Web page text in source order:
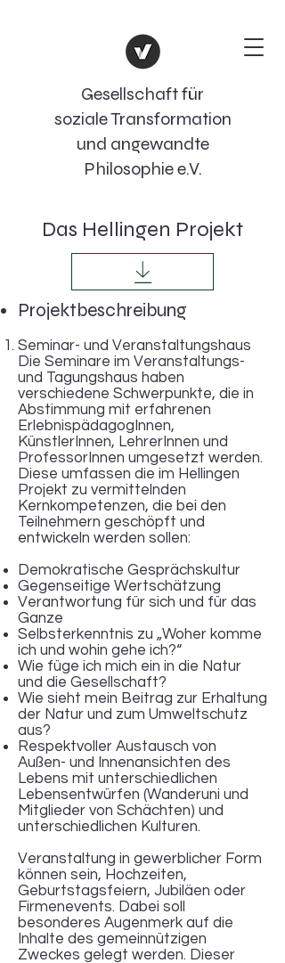
Gesellschaft für
soziale Transformation
und angewandte
Philosophie e.V.
Projektbeschreibung
Seminar- und Veranstaltungshaus
Die Seminare im Veranstaltungs-
und Tagungshaus haben
verschiedene Schwerpunkte, die in
Abstimmung mit erfahrenen
ErlebnispädagogInnen,
KünstlerInnen, LehrerInnen und
ProfessorInnen umgesetzt werden.
Diese umfassen die im Hellingen
Projekt zu vermittelnden
Kernkompetenzen, die bei den
Teilnehmern geschöpft und
entwickeln werden sollen:
Demokratische Gesprächskultur
Gegenseitige Wertschätzung
Verantwortung für sich und für das
Ganze
Selbsterkenntnis zu „Woher komme
ich und wohin gehe ich?“
Wie füge ich mich ein in die Natur
und die Gesellschaft?
Wie sieht mein Beitrag zur Erhaltung
der Natur und zum Umweltschutz
aus?
Respektvoller Austausch von
Außen- und Innenansichten des
Lebens mit unterschiedlichen
Lebensentwürfen (Wanderuni und
Mitglieder von Schächten) und
unterschiedlichen Kulturen.
Veranstaltung in gewerblicher Form
können sein, Hochzeiten,
Geburtstagsfeiern, Jubiläen oder
Firmenevents. Dabei soll
besonderes Augenmerk auf die
Inhalte des gemeinnützigen
Zweckes gelegt werden. Dieser
Das Hellingen Projekt